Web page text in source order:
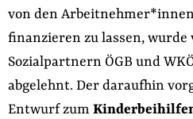
von den
finanzieren zu lassen, wurde
Sozialpartnern ÖGB und
abgelehnt. Der daraufhin
Entwurf zum